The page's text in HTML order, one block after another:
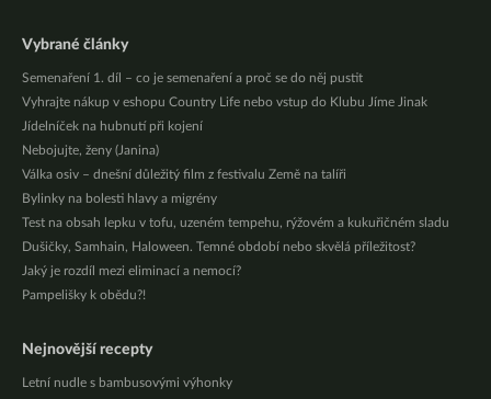
Vybrané články
Semenaření 1. díl – co je semenaření a proč se do něj pustit
Vyhrajte nákup v eshopu Country Life nebo vstup do Klubu Jíme Jinak
Jídelníček na hubnutí při kojení
Nebojujte, ženy (Janina)
Válka osiv – dnešní důležitý film z festivalu Země na talíři
Bylinky na bolesti hlavy a migrény
Test na obsah lepku v tofu, uzeném tempehu, rýžovém a kukuřičném sladu
Dušičky, Samhain, Haloween. Temné období nebo skvělá příležitost?
Jaký je rozdíl mezi eliminací a nemocí?
Pampelišky k obědu?!
Nejnovější recepty
Letní nudle s bambusovými výhonky